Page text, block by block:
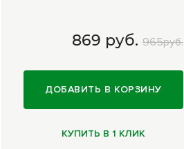
869 руб. 965руб.
869 руб.
ДОБАВИТЬ В КОРЗИНУ
КУПИТЬ В 1 КЛИК